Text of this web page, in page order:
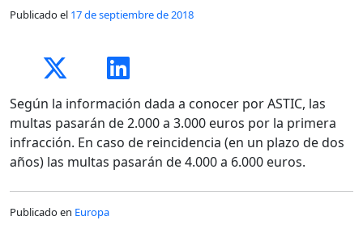
Publicado el 17 de septiembre de 2018
Según la información dada a conocer por ASTIC, las
multas pasarán de 2.000 a 3.000 euros por la primera
infracción. En caso de reincidencia (en un plazo de dos
años) las multas pasarán de 4.000 a 6.000 euros.
Publicado en Europa